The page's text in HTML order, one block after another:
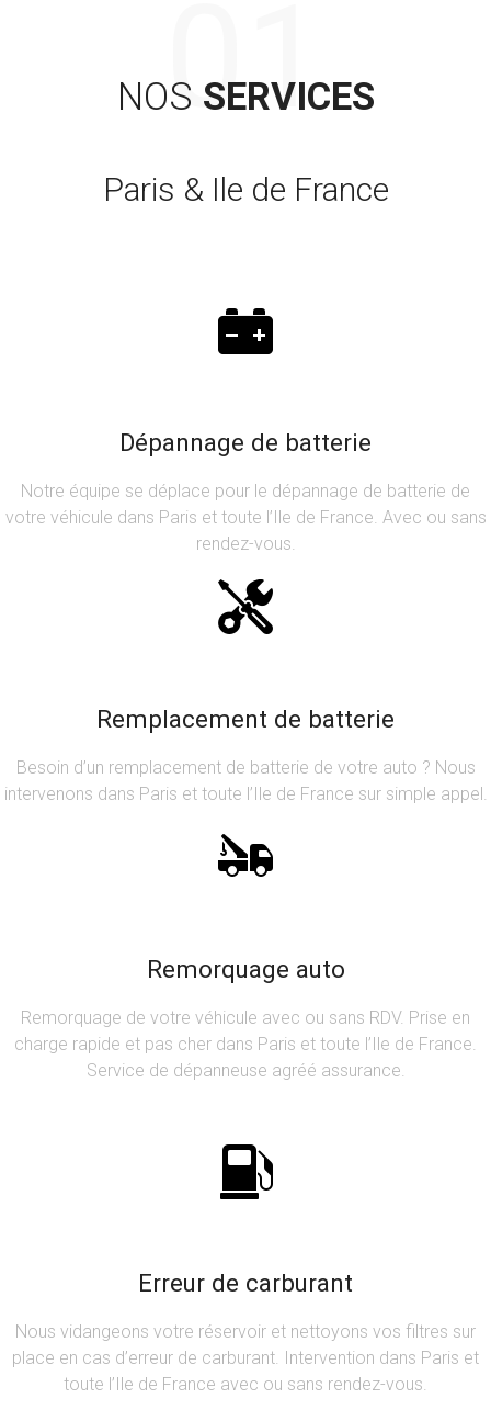
NOS SERVICES
Paris & Ile de France
Dépannage de batterie
Notre équipe se déplace pour le dépannage de batterie de
votre véhicule dans Paris et toute l’Ile de France. Avec ou sans
rendez-vous.
Remplacement de batterie
Besoin d’un remplacement de batterie de votre auto ? Nous
intervenons dans Paris et toute l’Ile de France sur simple appel.
Remorquage auto
Remorquage de votre véhicule avec ou sans RDV. Prise en
charge rapide et pas cher dans Paris et toute l’Ile de France.
Service de dépanneuse agréé assurance.
Erreur de carburant
Nous vidangeons votre réservoir et nettoyons vos filtres sur
place en cas d’erreur de carburant. Intervention dans Paris et
toute l’Ile de France avec ou sans rendez-vous.